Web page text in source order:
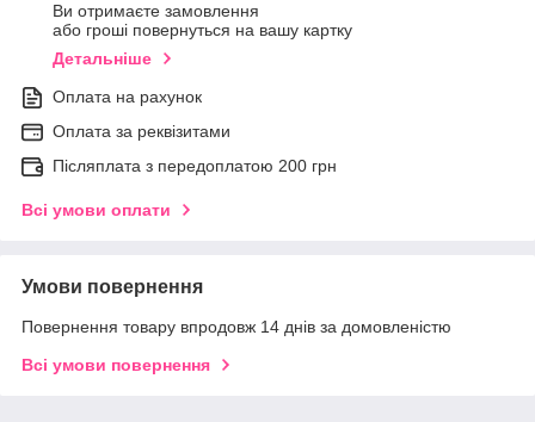
Ви отримаєте замовлення
або гроші повернуться на вашу картку
Детальніше
Оплата на рахунок
Оплата за реквізитами
Післяплата з передоплатою 200 грн
Всі умови оплати
Умови повернення
Повернення товару впродовж 14 днів за домовленістю
Всі умови повернення